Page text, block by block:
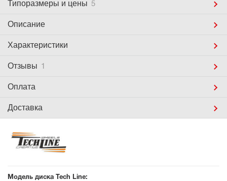
Типоразмеры и цены 5
Описание
Характеристики
Отзывы 1
Оплата
Доставка
Модель диска Tech Line: